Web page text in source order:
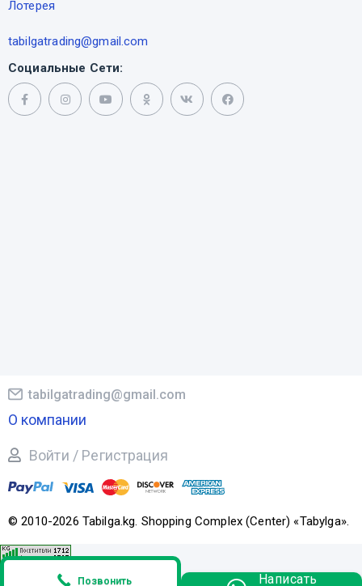
Лотерея
tabilgatrading@gmail.com
Социальные Сети:
© 2010-2026 Tabilga.kg. Shopping Complex (Center) «Tabylga».
tabilgatrading@gmail.com
О компании
Войти / Регистрация
Написать
Позвонить